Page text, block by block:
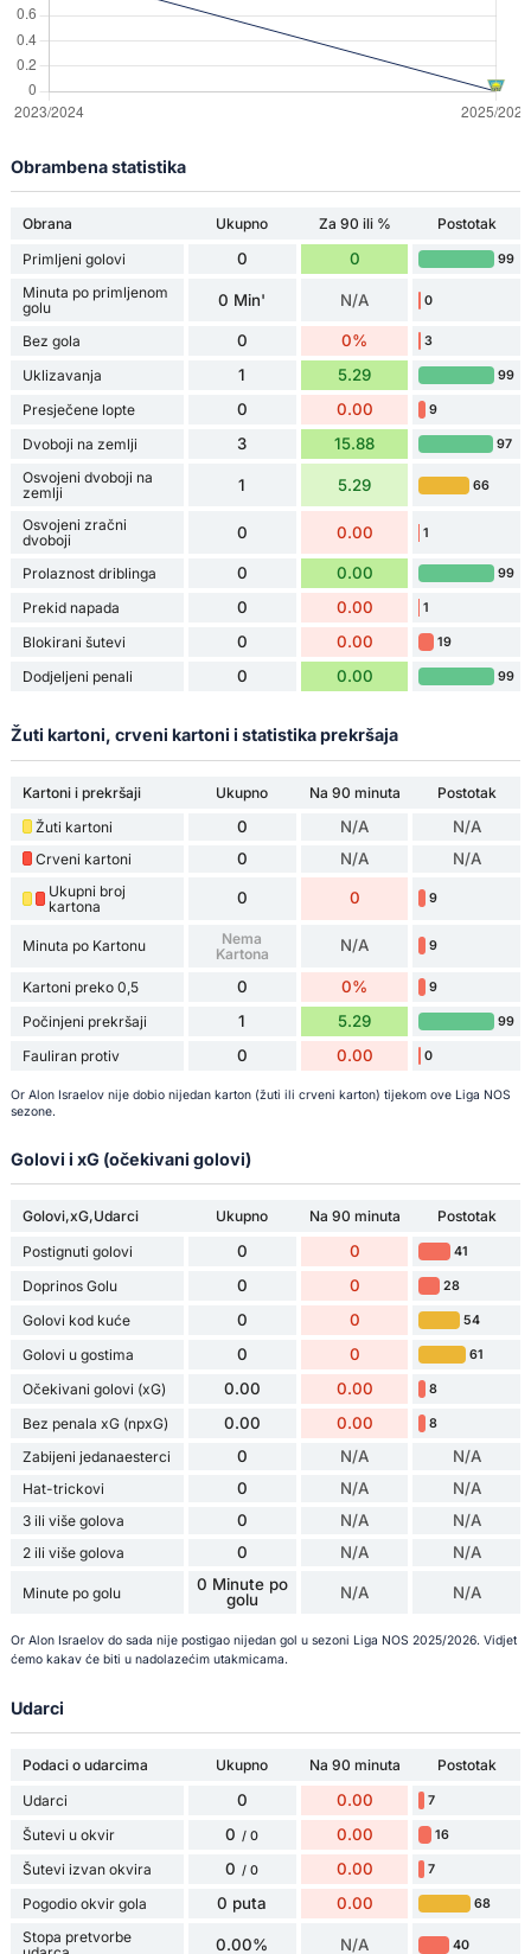
Obrambena statistika
Obrana Ukupno Za 90 ili %
Postotak
Primljeni golovi
0 0 99
Minuta po primljenom
golu
0 Min' N/A 0
Bez gola 0 0% 3
Uklizavanja 1 5.29 99
Presječene lopte 0 0.00 9
Dvoboji na zemlji 3 15.88 97
Osvojeni dvoboji na
zemlji
1 5.29 66
Osvojeni zračni
dvoboji
0 0.00 1
Prolaznost driblinga 0 0.00 99
Prekid napada 0 0.00 1
Blokirani šutevi 0 0.00 19
Dodjeljeni penali 0 0.00 99
Žuti kartoni, crveni kartoni i statistika prekršaja
Kartoni i prekršaji Ukupno Na 90 minuta
Postotak
Žuti kartoni
0 N/A N/A
Crveni kartoni 0 N/A N/A
Ukupni broj
kartona
0 0 9
Minuta po Kartonu
Nema
Kartona
N/A 9
Kartoni preko 0,5 0 0% 9
Počinjeni prekršaji 1 5.29 99
Fauliran protiv 0 0.00 0
Or Alon Israelov nije dobio nijedan karton (žuti ili crveni karton) tijekom ove Liga NOS
sezone.
Golovi i xG (očekivani golovi)
Golovi,xG,Udarci Ukupno Na 90 minuta
Postotak
Postignuti golovi
0 0 41
Doprinos Golu 0 0 28
Golovi kod kuće 0 0 54
Golovi u gostima 0 0 61
Očekivani golovi (xG) 0.00 0.00 8
Bez penala xG (npxG) 0.00 0.00 8
Zabijeni jedanaesterci 0 N/A N/A
Hat-trickovi 0 N/A N/A
3 ili više golova 0 N/A N/A
2 ili više golova 0 N/A N/A
Minute po golu
0 Minute po
golu
N/A N/A
Or Alon Israelov do sada nije postigao nijedan gol u sezoni Liga NOS 2025/2026. Vidjet
ćemo kakav će biti u nadolazećim utakmicama.
Udarci
Podaci o udarcima Ukupno Na 90 minuta
Postotak
Udarci
0 0.00 7
Šutevi u okvir 0 / 0 0.00 16
Šutevi izvan okvira 0 / 0 0.00 7
Pogodio okvir gola 0 puta 0.00 68
Stopa pretvorbe
0.00% N/A 40